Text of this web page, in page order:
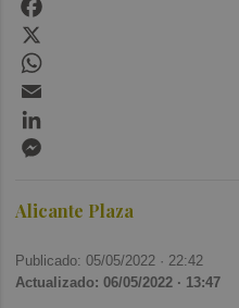
Alicante Plaza
Publicado: 05/05/2022 · 22:42
Actualizado: 06/05/2022 · 13:47